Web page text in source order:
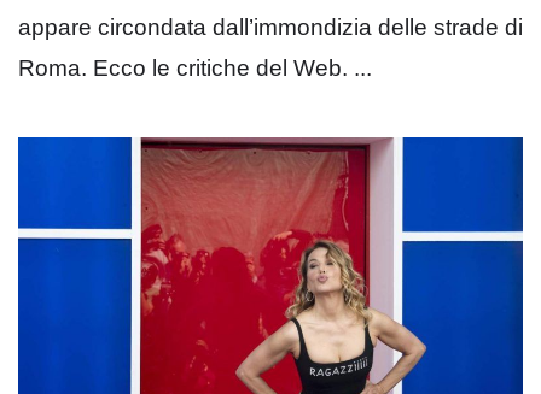
appare circondata dall’immondizia delle strade di
Roma. Ecco le critiche del Web. ...